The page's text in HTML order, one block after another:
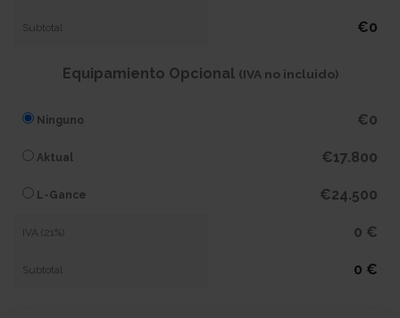
Subtotal €0
Equipamiento Opcional (IVA no incluido)
Ninguno €0
Aktual €17.800
L-Gance €24.500
IVA (21%) 0 €
Subtotal 0 €